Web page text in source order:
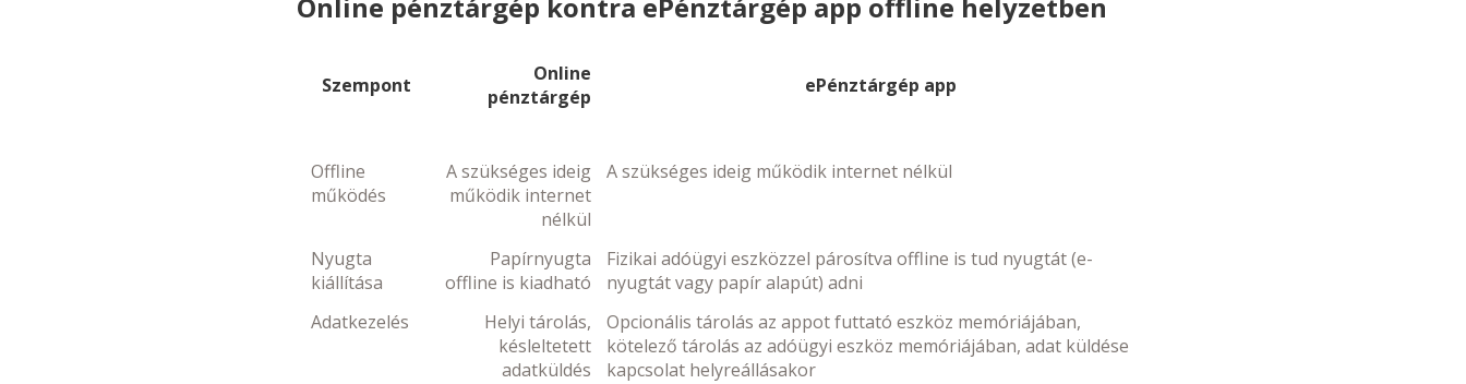
Online pénztárgép kontra ePénztárgép app offline helyzetben
Szempont
Online
pénztárgép
ePénztárgép app
Offline
működés
A szükséges ideig
működik internet
nélkül
A szükséges ideig működik internet nélkül
Nyugta
kiállítása
Papírnyugta
offline is kiadható
Fizikai adóügyi eszközzel párosítva offline is tud nyugtát (e-
nyugtát vagy papír alapút) adni
Adatkezelés
Helyi tárolás,
késleltetett
adatküldés
Opcionális tárolás az appot futtató eszköz memóriájában,
kötelező tárolás az adóügyi eszköz memóriájában, adat küldése
kapcsolat helyreállásakor